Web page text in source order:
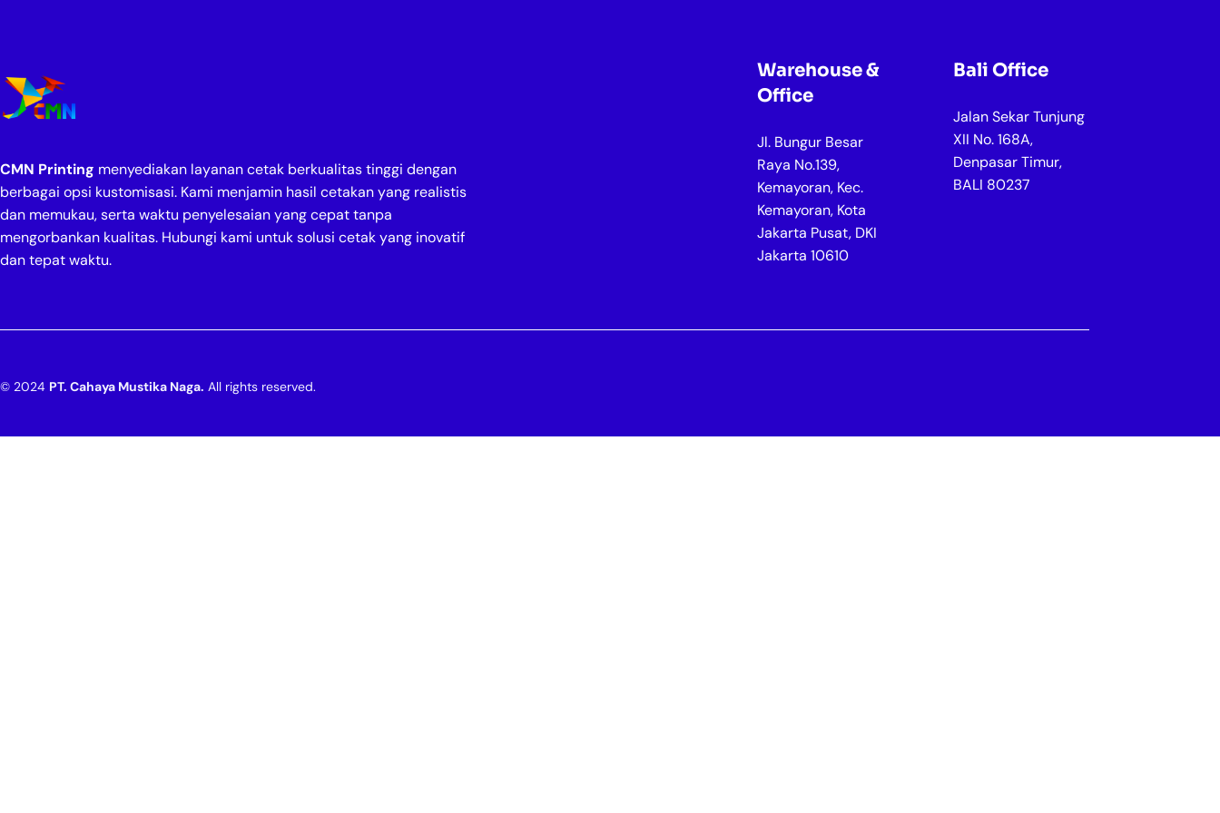
CMN Printing menyediakan layanan cetak berkualitas tinggi dengan
berbagai opsi kustomisasi. Kami menjamin hasil cetakan yang realistis
dan memukau, serta waktu penyelesaian yang cepat tanpa
mengorbankan kualitas. Hubungi kami untuk solusi cetak yang inovatif
dan tepat waktu.
Warehouse &
Office
Jl. Bungur Besar
Raya No.139,
Kemayoran, Kec.
Kemayoran, Kota
Jakarta Pusat, DKI
Jakarta 10610
Bali Office
Jalan Sekar Tunjung
XII No. 168A,
Denpasar Timur,
BALI 80237
© 2024 PT. Cahaya Mustika Naga. All rights reserved.